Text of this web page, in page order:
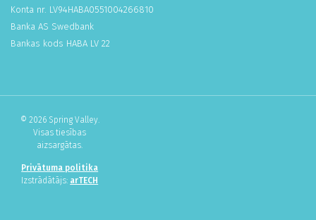
Konta nr. LV94HABA0551004266810
Banka AS Swedbank
Bankas kods HABA LV 22
© 2026 Spring Valley.
Visas tiesības
aizsargātas.
Privātuma politika
Izstrādātājs: arTECH